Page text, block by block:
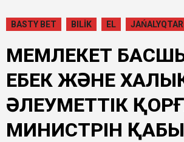
BASTY BET BILİK EL JAŃALYQTAR
МЕМЛЕКЕТ
ЕҢБЕК ЖӘНЕ
ӘЛЕУМЕТТІК
МИНИСТРІН